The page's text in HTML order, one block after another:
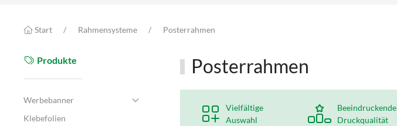
Start Rahmensysteme Posterrahmen
Produkte
Werbebanner
Klebefolien
Posterrahmen
Vielfältige
Auswahl
Beeindruckende
Druckqualität